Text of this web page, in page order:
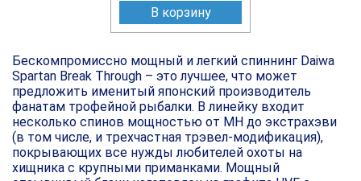
В корзину
Бескомпромиссно мощный и легкий спиннинг Daiwa
Spartan Break Through – это лучшее, что может
предложить именитый японский производитель
фанатам трофейной рыбалки. В линейку входит
несколько спинов мощностью от МН до экстрахэви
(в том числе, и трехчастная трэвел-модификация),
покрывающих все нужды любителей охоты на
хищника с крупными приманками. Мощный